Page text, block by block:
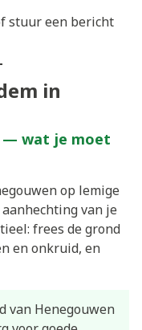
stuur een bericht
in
— wat je moet
op lemige
van je
frees de grond
en onkruid, en
van Henegouwen